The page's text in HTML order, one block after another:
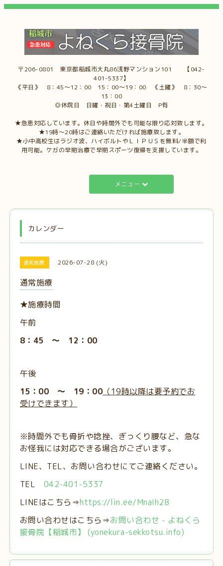
〒206-0801 東京都稲城市大丸86浅野マンション101 【042-
401-5337】
《平日》 8：45～12：00 15：00～19：00 《土曜》 8：30～
13：00
◎休院日 日曜・祝日・第4土曜日 P有
★急患対応しています。休日や時間外でも可能な限り応対致します。
★19時～20時はご連絡いただければ施療致します。
★小中高校生はラジオ波、ハイボルトやＬＩＰＵＳを無料/半額で利
用可能。ケガの早期治療で早期スポーツ復帰を支援しています。
メニュー
カレンダー
通常施療 2026-07-28 (火)
通常施療
★施療時間
午前
8：45 ～ 12：00
午後
15：00 ～ 19：00 （19時以降は要予約でお
受けできます）
※時間外でも骨折や捻挫、ぎっくり腰など、急な
お怪我には対応できる場合がございます。
LINE、TEL、お問い合わせにてご連絡ください。
TEL 042-401-5337
LINEはこちら⇒https://lin.ee/MnaIh2B
お問い合わせはこちら⇒お問い合わせ - よねくら
接骨院【稲城市】 (yonekura-sekkotsu.info)